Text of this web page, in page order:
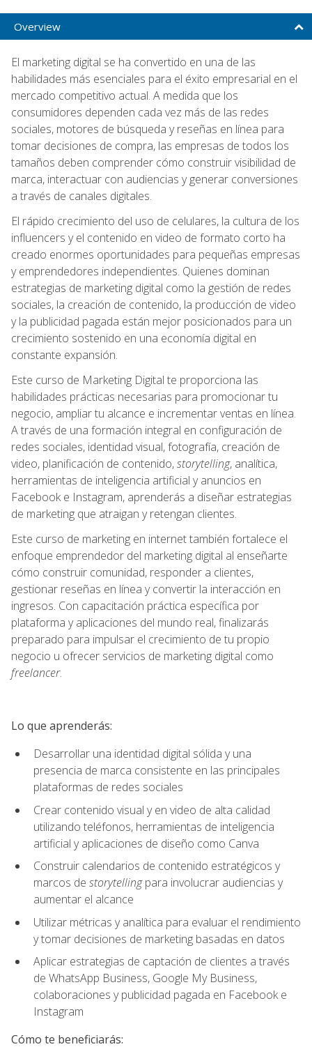
Overview
El marketing digital se ha convertido en una de las
habilidades más esenciales para el éxito empresarial en el
mercado competitivo actual. A medida que los
consumidores dependen cada vez más de las redes
sociales, motores de búsqueda y reseñas en línea para
tomar decisiones de compra, las empresas de todos los
tamaños deben comprender cómo construir visibilidad de
marca, interactuar con audiencias y generar conversiones
a través de canales digitales.
El rápido crecimiento del uso de celulares, la cultura de los
influencers y el contenido en video de formato corto ha
creado enormes oportunidades para pequeñas empresas
y emprendedores independientes. Quienes dominan
estrategias de marketing digital como la gestión de redes
sociales, la creación de contenido, la producción de video
y la publicidad pagada están mejor posicionados para un
crecimiento sostenido en una economía digital en
constante expansión.
Este curso de Marketing Digital te proporciona las
habilidades prácticas necesarias para promocionar tu
negocio, ampliar tu alcance e incrementar ventas en línea.
A través de una formación integral en configuración de
redes sociales, identidad visual, fotografía, creación de
video, planificación de contenido,storytelling, analítica,
herramientas de inteligencia artificial y anuncios en
Facebook e Instagram, aprenderás a diseñar estrategias
de marketing que atraigan y retengan clientes.
Este curso de marketing en internet también fortalece el
enfoque emprendedor del marketing digital al enseñarte
cómo construir comunidad, responder a clientes,
gestionar reseñas en línea y convertir la interacción en
ingresos. Con capacitación práctica específica por
plataforma y aplicaciones del mundo real, finalizarás
preparado para impulsar el crecimiento de tu propio
negocio u ofrecer servicios de marketing digital como
freelancer.
Lo que aprenderás:
Desarrollar una identidad digital sólida y una
presencia de marca consistente en las principales
plataformas de redes sociales
Crear contenido visual y en video de alta calidad
utilizando teléfonos, herramientas de inteligencia
artificial y aplicaciones de diseño como Canva
Construir calendarios de contenido estratégicos y
marcos de storytellingpara involucrar audiencias y
aumentar el alcance
Utilizar métricas y analítica para evaluar el rendimiento
y tomar decisiones de marketing basadas en datos
Aplicar estrategias de captación de clientes a través
de WhatsApp Business, Google My Business,
colaboraciones y publicidad pagada en Facebook e
Instagram
Cómo te beneficiarás: